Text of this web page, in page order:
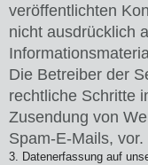
veröffentlichten
nicht ausdrücklich
Die Betreiber der
rechtliche Schritte
Zusendung von
Spam-E-Mails, vor.
3. Datenerfassung auf